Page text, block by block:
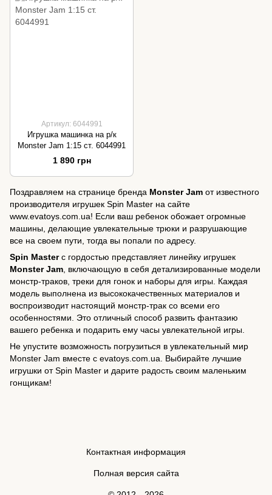
Артикул: 6044991
Игрушка машинка на р/к
Monster Jam 1:15 ст. 6044991
1 890 грн
Поздравляем на странице бренда Monster Jam от известного
производителя игрушек Spin Master на сайте
www.evatoys.com.ua! Если ваш ребенок обожает огромные
машины, делающие увлекательные трюки и разрушающие
все на своем пути, тогда вы попали по адресу.
Spin Masterс гордостью представляет линейку игрушек
Monster Jam , включающую в себя детализированные модели
монстр-траков, треки для гонок и наборы для игры. Каждая
модель выполнена из высококачественных материалов и
воспроизводит настоящий монстр-трак со всеми его
особенностями. Это отличный способ развить фантазию
вашего ребенка и подарить ему часы увлекательной игры.
Не упустите возможность погрузиться в увлекательный мир
Monster Jam вместе с evatoys.com.ua. Выбирайте лучшие
игрушки от Spin Master и дарите радость своим маленьким
гонщикам!
Контактная информация
Полная версия сайта